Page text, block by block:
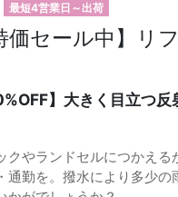
最短4営業日～出荷
価セール中】リ
】大きく目立つ
クやランドセルにつかえ
通勤を。撥水により多少